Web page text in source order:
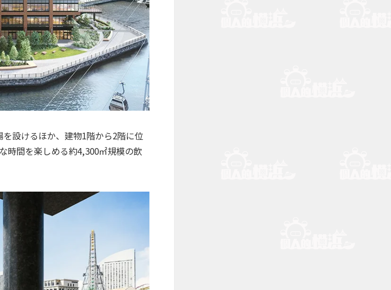
設けるほか、建物1階から2階に位
時間を楽しめる約4,300㎡規模の飲